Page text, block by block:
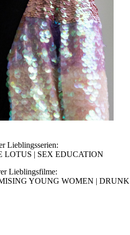
Lieblingsserien:
LOTUS | SEX EDUCATION
Lieblingsfilme:
YOUNG WOMEN | DRUNK